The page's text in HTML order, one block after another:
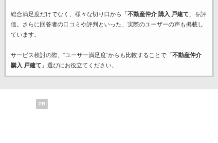
総合満足度だけでなく、様々な切り口から「 不動産仲介 購入 戸建て 」を評
価。さらに回答者の口コミや評判といった、実際のユーザーの声も掲載し
ています。
サービス検討の際、“ユーザー満足度”からも比較することで「 不動産仲介
購入 戸建て 」選びにお役立てください。
PR